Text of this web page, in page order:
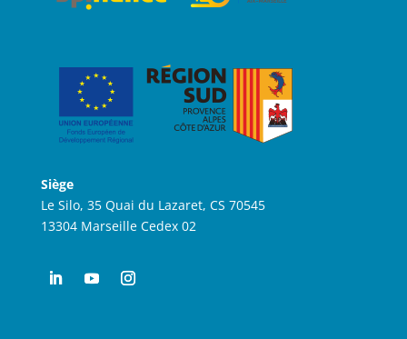
Siège
Le Silo, 35 Quai du Lazaret, CS 70545
13304 Marseille Cedex 02